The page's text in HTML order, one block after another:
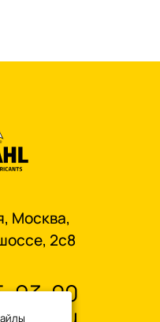
Москва,
2с8
93-00